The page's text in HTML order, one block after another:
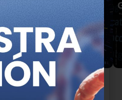
7 Número 8
25 Abril 2024